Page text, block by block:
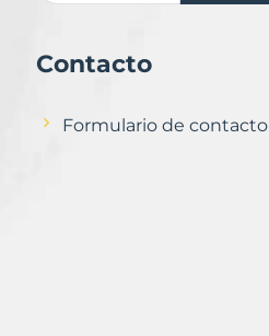
Contacto
Formulario de contacto